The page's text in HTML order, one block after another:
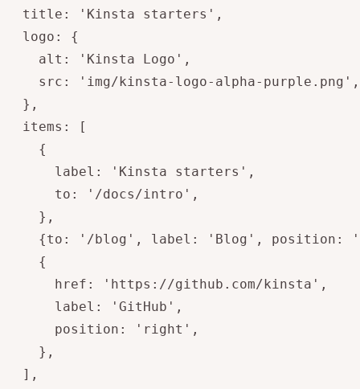
  title: 'Kinsta starters',
  logo: {
    alt: 'Kinsta Logo',
    src: 'img/kinsta-logo-alpha-purple.png',
  },
  items: [
    {
      label: 'Kinsta starters',
      to: '/docs/intro',
    },
{to: '/blog', label: 'Blog', position:
    {
      href: 'https://github.com/kinsta',
      label: 'GitHub',
      position: 'right',
    },
  ],